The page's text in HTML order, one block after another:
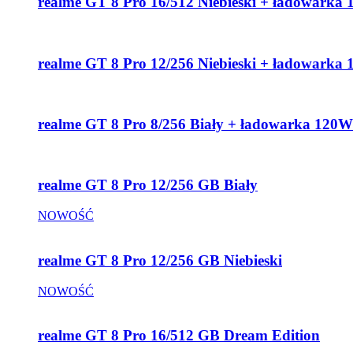
realme GT 8 Pro 12/256 Niebieski + ładowarka
realme GT 8 Pro 8/256 Biały + ładowarka 120W
realme GT 8 Pro 12/256 GB Biały
NOWOŚĆ
realme GT 8 Pro 12/256 GB Niebieski
NOWOŚĆ
realme GT 8 Pro 16/512 GB Dream Edition